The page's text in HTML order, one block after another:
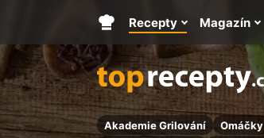
Akademie Grilování Omáčky
Hlavní
stránka
Recepty Magazín